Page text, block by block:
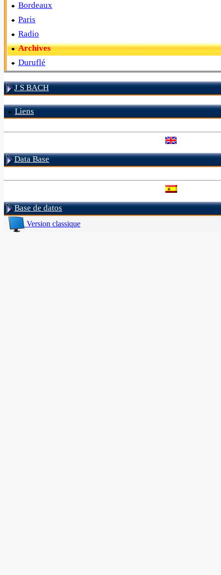
Bordeaux
Paris
Radio
Archives
Duruflé
J S BACH
Liens
Data Base
Base de datos
Version classique